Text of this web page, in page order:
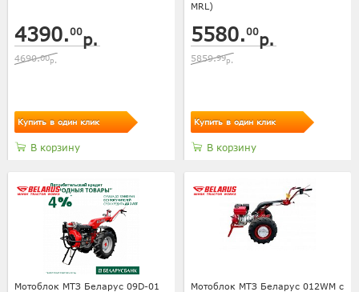
4390.00р.
4690.00р.
Купить в один клик
В корзину
MRL)
5580.00р.
5859.99р.
Купить в один клик
В корзину
Мотоблок МТЗ Беларус 09D-01
Мотоблок МТЗ Беларус 012WM с